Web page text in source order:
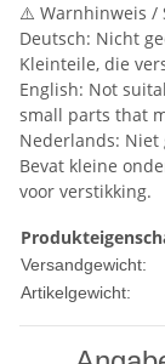
⚠️ Warnhinweis /
Deutsch: Nicht
Kleinteile, die
English: Not
small parts that
Nederlands:
Bevat kleine
voor verstikking.
Versandgewicht:
Artikelgewicht: